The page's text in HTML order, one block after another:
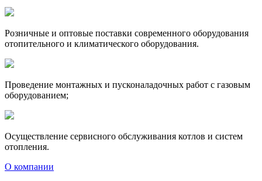
Розничные и оптовые поставки современного оборудования
отопительного и климатического оборудования.
Проведение монтажных и пусконаладочных работ с газовым
оборудованием;
Осуществление сервисного обслуживания котлов и систем
отопления.
О компании